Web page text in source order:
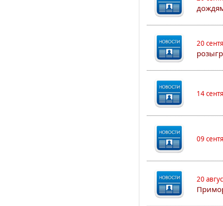
20
14
09
20